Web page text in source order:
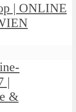
| ONLINE
|
&